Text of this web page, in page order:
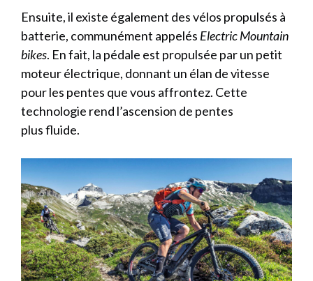
Ensuite, il existe également des vélos propulsés à
batterie, communément appelés Electric Mountain
bikes. En fait, la pédale est propulsée par un petit
moteur électrique, donnant un élan de vitesse
pour les pentes que vous affrontez. Cette
technologie rend l’ascension de pentes
plus fluide.